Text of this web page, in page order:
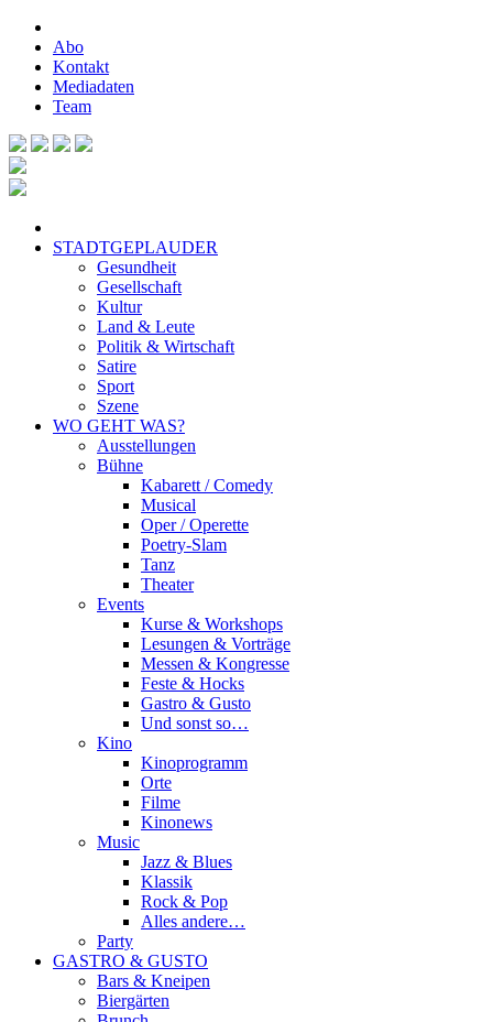
Abo
Kontakt
Mediadaten
Team
STADTGEPLAUDER
Gesundheit
Gesellschaft
Kultur
Land & Leute
Politik & Wirtschaft
Satire
Sport
Szene
WO GEHT WAS?
Ausstellungen
Bühne
Kabarett / Comedy
Musical
Oper / Operette
Poetry-Slam
Tanz
Theater
Events
Kurse & Workshops
Lesungen & Vorträge
Messen & Kongresse
Feste & Hocks
Gastro & Gusto
Und sonst so…
Kino
Kinoprogramm
Orte
Filme
Kinonews
Music
Jazz & Blues
Klassik
Rock & Pop
Alles andere…
Party
GASTRO & GUSTO
Bars & Kneipen
Biergärten